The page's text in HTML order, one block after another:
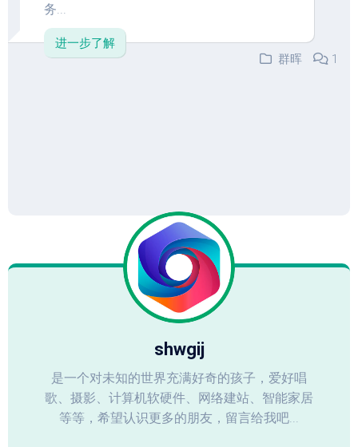
务...
进一步了解
群晖
1
shwgij
是一个对未知的世界充满好奇的孩子，爱好唱
歌、摄影、计算机软硬件、网络建站、智能家居
等等，希望认识更多的朋友，留言给我吧...